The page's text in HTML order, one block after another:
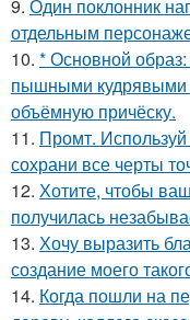
9. Один поклонник
отдельным
10. * Основной
пышными кудрявыми
объёмную причёску.
11. Промт.
сохрани все черты
12. Хотите, чтобы
получилась
13. Хочу выразить
создание моего
14. Когда пошли на